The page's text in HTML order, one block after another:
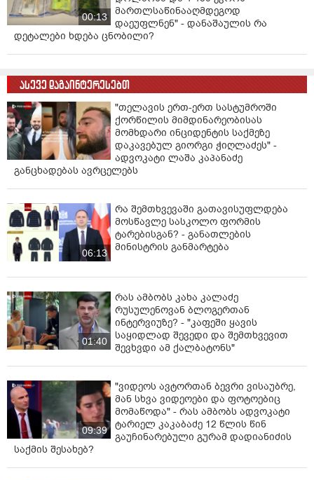
00:13
მართლსაწინააღმდეგოდ
დაეუფლნენ" - დანაშაულის რა
დეტალები ხდება ცნობილი?
ასევე დაგაინტერესებთ
"თელავის ერთ-ერთ სასტუმროში
ქორწილის მიმდინარეობისას
მომხდარი ინციდენტის საქმეზე
დაკავებულ გიორგი ჭიღლაძეს" -
ადვოკატი ლაშა კაპანაძე
განცხადებას ავრცელებს
06:13
რა შემთხვევაში გათავისუფლდება
მოსწავლე სასკოლო ფორმის
ტარებისგან? - განათლების
მინისტრის განმარტება
01:40
რას ამბობს კახა კალაძე
რუსულენოვან ბლოგერთან
ინტერვიუზე? - "კაფეში ყავის
საყიდლად შევედი და შემთხვევით
შევხვდი ამ ქალბატონს"
09:39
"ვიდეოს ავტორთან ბევრი ვისაუბრე,
მან სხვა ვიდეოები და ფოტოებიც
მომაწოდა" - რას ამბობს ადვოკატი
ტარიელ კაკაბაძე 12 წლის წინ
გაუჩინარებული გურამ დადიანიძის
საქმის შესახებ?